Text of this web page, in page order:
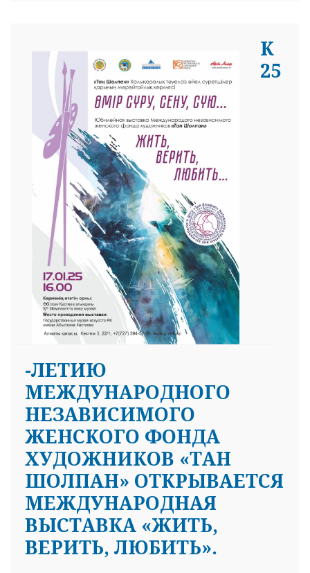
К
25
-ЛЕТИЮ
МЕЖДУНАРОДНОГО
НЕЗАВИСИМОГО
ЖЕНСКОГО ФОНДА
ХУДОЖНИКОВ «ТАН
ШОЛПАН» ОТКРЫВАЕТСЯ
МЕЖДУНАРОДНАЯ
ВЫСТАВКА «ЖИТЬ,
ВЕРИТЬ, ЛЮБИТЬ».